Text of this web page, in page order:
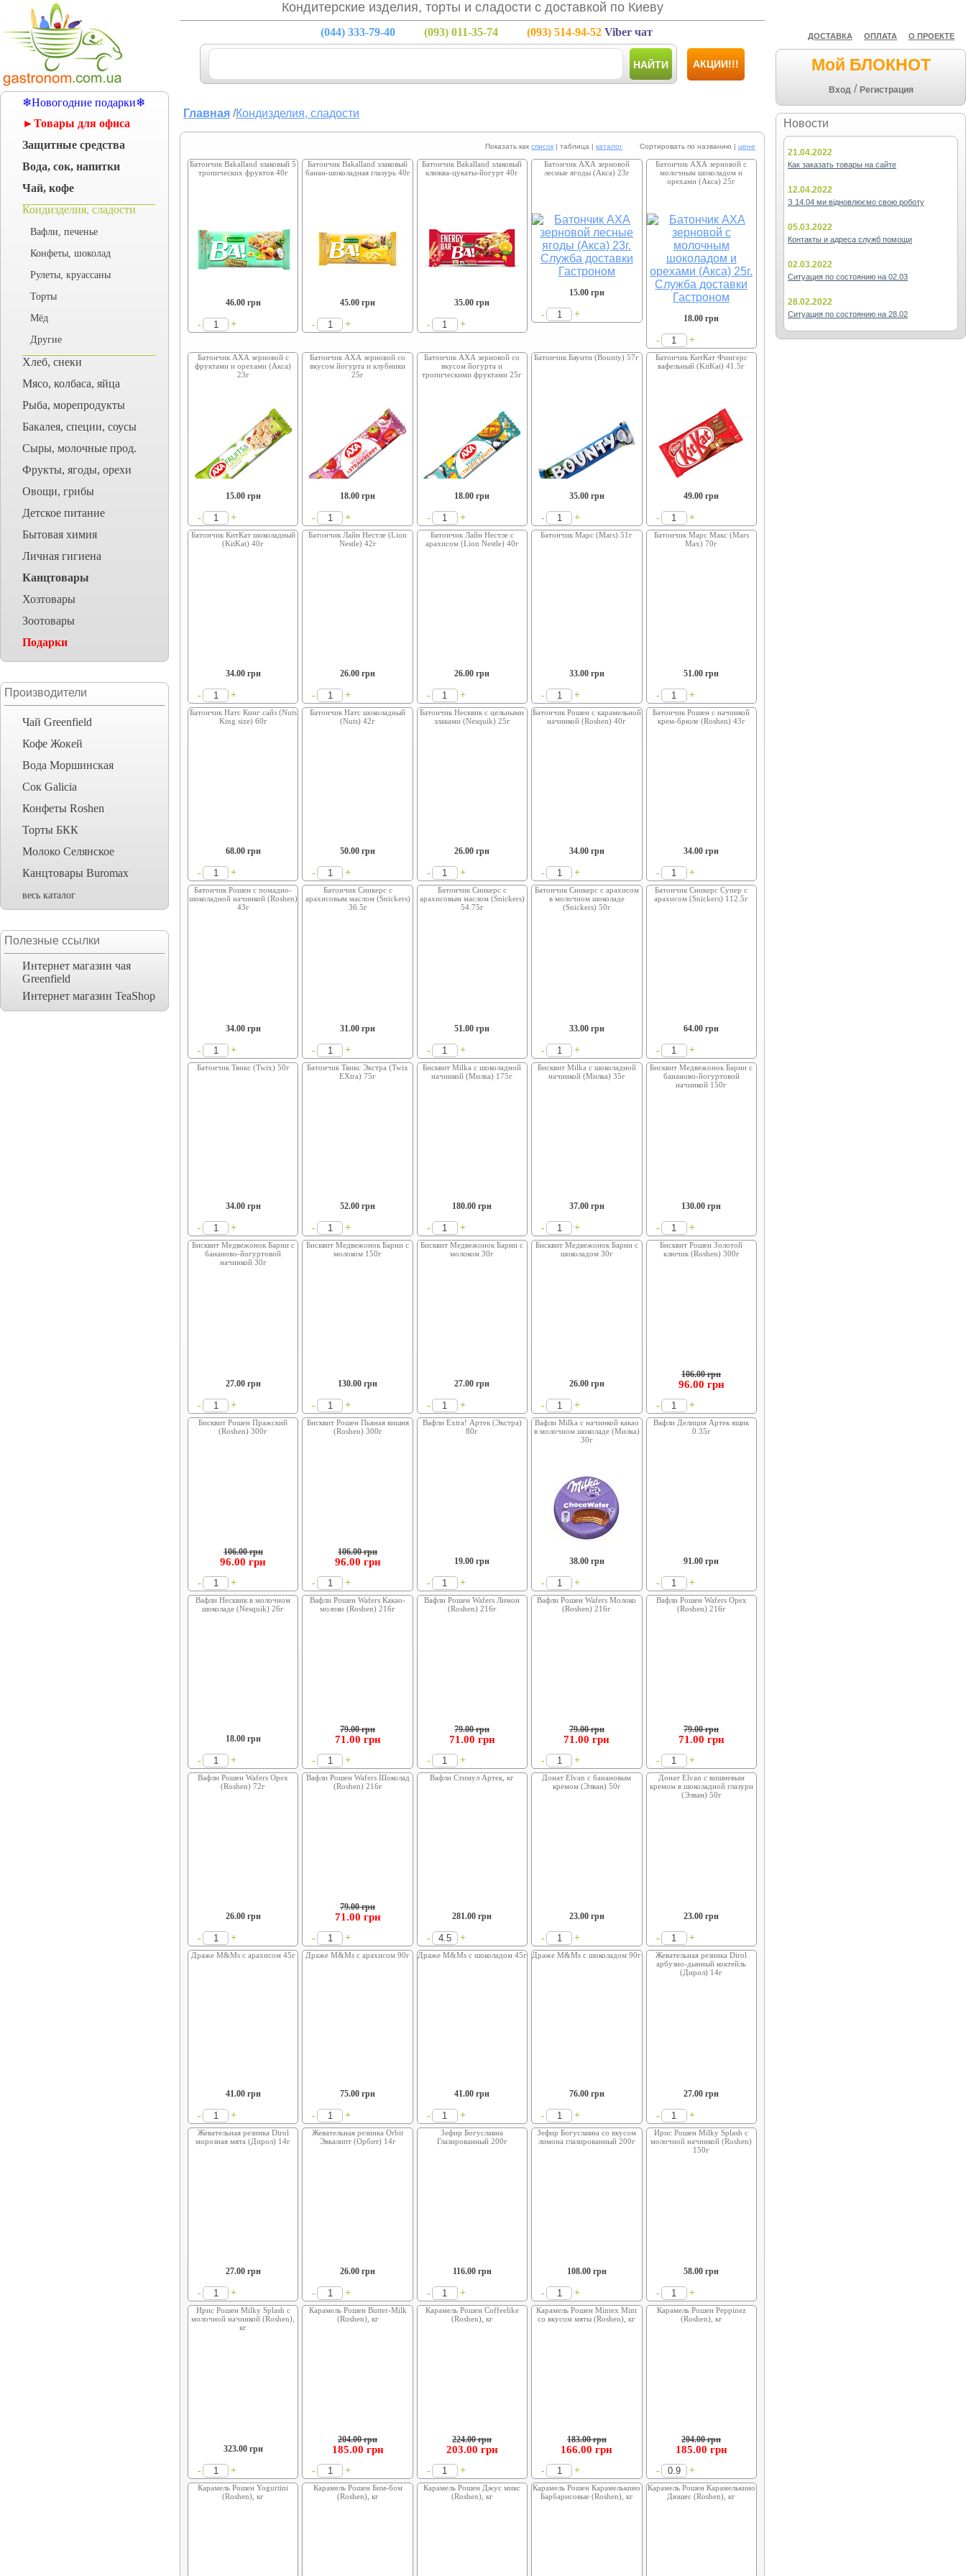
❄Новогодние подарки❄
►Товары для офиса
Защитные средства
Вода, сок, напитки
Чай, кофе
Кондизделия, сладости
Вафли, печенье
Конфеты, шоколад
Рулеты, круассаны
Торты
Мёд
Другие
Хлеб, снеки
Мясо, колбаса, яйца
Рыба, морепродукты
Бакалея, специи, соусы
Сыры, молочные прод.
Фрукты, ягоды, орехи
Овощи, грибы
Детское питание
Бытовая химия
Личная гигиена
Канцтовары
Хозтовары
Зоотовары
Подарки
Производители
Чай Greenfield
Кофе Жокей
Вода Моршинская
Сок Galicia
Конфеты Roshen
Торты БКК
Молоко Селянское
Канцтовары Buromax
весь каталог
Полезные ссылки
Интернет магазин чая
Greenfield
Интернет магазин TeaShop
ДОСТАВКА ОПЛАТА О ПРОЕКТЕ
Мой БЛОКНОТ
Вход / Регистрация
Новости
21.04.2022
Как заказать товары на сайте
12.04.2022
З 14.04 ми відновлюємо свою роботу
05.03.2022
Контакты и адреса служб помощи
02.03.2022
Ситуация по состоянию на 02.03
28.02.2022
Ситуация по состоянию на 28.02
Кондитерские изделия, торты и сладости с доставкой по Киеву
(044) 333-79-40 (093) 011-35-74 (093) 514-94-52 Viber чат
НАЙТИ АКЦИИ!!!
Главная /Кондизделия, сладости
Показать как список | таблица | каталог Сортировать по названию | цене
Батончик Bakalland злаковый 5
тропических фруктов 40г
46.00грн
- +
Батончик Bakalland злаковый
банан-шоколадная глазурь 40г
45.00 грн
- +
Батончик Bakalland злаковый
клюква-цукаты-йогурт 40г
35.00 грн
- +
Батончик АХА зерновой
лесные ягоды (Акса) 23г
15.00грн
- +
Батончик АХА зерновой с
молочным шоколадом и
орехами (Акса) 25г
18.00 грн
- +
Батончик АХА зерновой с
фруктами и орехами (Акса)
23г
15.00грн
- +
Батончик АХА зерновой со
вкусом йогурта и клубники
25г
18.00 грн
- +
Батончик АХА зерновой со
вкусом йогурта и
тропическими фруктами 25г
18.00 грн
- +
Батончик Баунти (Bounty) 57г
35.00грн
- +
Батончик КитКат Фингерс
вафельный (KitKat) 41.5г
49.00 грн
- +
Батончик КитКат шоколадный
(KitKat) 40г
34.00грн
- +
Батончик Лайн Нестле (Lion
Nestle) 42г
26.00 грн
- +
Батончик Лайн Нестле с
арахисом (Lion Nestle) 40г
26.00 грн
- +
Батончик Марс (Mars) 51г
33.00грн
- +
Батончик Марс Макс (Mars
Max) 70г
51.00 грн
- +
Батончик Натс Кинг сайз (Nuts
King size) 60г
68.00грн
- +
Батончик Натс шоколадный
(Nuts) 42г
50.00 грн
- +
Батончик Несквик с цельными
злаками (Nesquik) 25г
26.00 грн
- +
Батончик Рошен с карамельной
начинкой (Roshen) 40г
34.00грн
- +
Батончик Рошен с начинкой
крем-брюле (Roshen) 43г
34.00 грн
- +
Батончик Рошен с помадно-
шоколадной начинкой (Roshen)
43г
34.00грн
- +
Батончик Сникерс с
арахисовым маслом (Snickers)
36.5г
31.00 грн
- +
Батончик Сникерс с
арахисовым маслом (Snickers)
54.75г
51.00 грн
- +
Батончик Сникерс с арахисом
в молочном шоколаде
(Snickers) 50г
33.00грн
- +
Батончик Сникерс Супер с
арахисом (Snickers) 112.5г
64.00 грн
- +
Батончик Твикс (Twix) 50г
34.00грн
- +
Батончик Твикс Экстра (Twix
EXtra) 75г
52.00 грн
- +
Бисквит Milka с шоколадной
начинкой (Милка) 175г
180.00 грн
- +
Бисквит Milka с шоколадной
начинкой (Милка) 35г
37.00грн
- +
Бисквит Медвежонок Барни с
бананово-йогуртовой
начинкой 150г
130.00 грн
- +
Бисквит Медвежонок Барни с
бананово-йогуртовой
начинкой 30г
27.00грн
- +
Бисквит Медвежонок Барни с
молоком 150г
130.00 грн
- +
Бисквит Медвежонок Барни с
молоком 30г
27.00 грн
- +
Бисквит Медвежонок Барни с
шоколадом 30г
26.00грн
- +
Бисквит Рошен Золотой
ключик (Roshen) 300г
106.00 грн
96.00 грн
- +
Бисквит Рошен Пражский
(Roshen) 300г
106.00 грн
96.00 грн
- +
Бисквит Рошен Пьяная вишня
(Roshen) 300г
106.00 грн
96.00 грн
- +
Вафли Extra! Артек (Экстра)
80г
19.00 грн
- +
Вафли Milka с начинкой какао
в молочном шоколаде (Милка)
30г
38.00грн
- +
Вафли Делиция Артек ящик
0.35г
91.00 грн
- +
Вафли Несквик в молочном
шоколаде (Nesquik) 26г
18.00грн
- +
Вафли Рошен Wafers Какао-
молоко (Roshen) 216г
79.00 грн
71.00 грн
- +
Вафли Рошен Wafers Лимон
(Roshen) 216г
79.00 грн
71.00 грн
- +
Вафли Рошен Wafers Молоко
(Roshen) 216г
79.00 грн
71.00 грн
- +
Вафли Рошен Wafers Орех
(Roshen) 216г
79.00 грн
71.00 грн
- +
Вафли Рошен Wafers Орех
(Roshen) 72г
26.00грн
- +
Вафли Рошен Wafers Шоколад
(Roshen) 216г
79.00 грн
71.00 грн
- +
Вафли Стимул Артек, кг
281.00 грн
- +
Донат Elvan с банановым
кремом (Элван) 50г
23.00грн
- +
Донат Elvan с вишневым
кремом в шоколадной глазури
(Элван) 50г
23.00 грн
- +
Драже M&Ms с арахисом 45г
41.00грн
- +
Драже M&Ms с арахисом 90г
75.00 грн
- +
Драже M&Ms с шоколадом 45г
41.00 грн
- +
Драже M&Ms с шоколадом 90г
76.00грн
- +
Жевательная резинка Dirol
арбузно-дынный коктейль
(Дирол) 14г
27.00 грн
- +
Жевательная резинка Dirol
морозная мята (Дирол) 14г
27.00грн
- +
Жевательная резинка Orbit
Эвкалипт (Орбит) 14г
26.00 грн
- +
Зефир Богуславна
Глазированный 200г
116.00грн
- +
Зефир Богуславна со вкусом
лимона глазированный 200г
108.00грн
- +
Ирис Рошен Milky Splash с
молочной начинкой (Roshen)
150г
58.00 грн
- +
Ирис Рошен Milky Splash с
молочной начинкой (Roshen),
кг
323.00грн
- +
Карамель Рошен Butter-Milk
(Roshen), кг
204.00 грн
185.00 грн
- +
Карамель Рошен Coffeelike
(Roshen), кг
224.00 грн
203.00 грн
- +
Карамель Рошен Mintex Mint
со вкусом мяты (Roshen), кг
183.00 грн
166.00 грн
- +
Карамель Рошен Peppinez
(Roshen), кг
204.00 грн
185.00 грн
- +
Карамель Рошен Yogurtini
(Roshen), кг
Карамель Рошен Бим-бом
(Roshen), кг
Карамель Рошен Джус микс
(Roshen), кг
Карамель Рошен Карамелькино
Барбарисовые (Roshen), кг
Карамель Рошен Карамелькино
Дюшес (Roshen), кг